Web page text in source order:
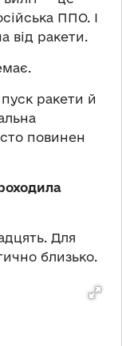
ППО. І
від ракети.
ракети й
повинен
Для
близько.